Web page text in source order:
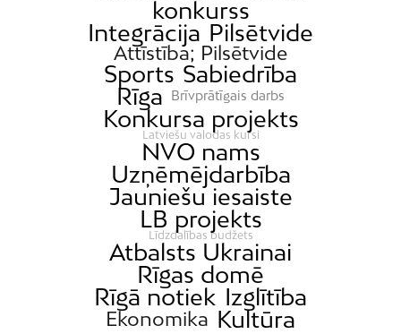
konkurss
Integrācija Pilsētvide
Attīstība; Pilsētvide
Sports Sabiedrība
Rīga
Brīvprātīgais darbs
Konkursa projekts
Latviešu valodas kursi
NVO nams
Uzņēmējdarbība
Jauniešu iesaiste
LB projekts
Līdzdalības budžets
Atbalsts Ukrainai
Rīgas domē
Rīgā notiek Izglītība
Ekonomika Kultūra